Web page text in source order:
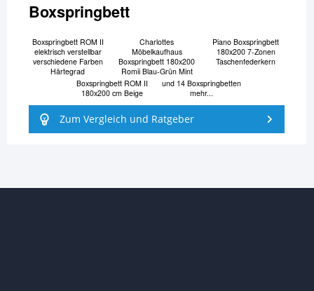
Boxspringbett
Boxspringbett ROM II
elektrisch verstellbar
verschiedene Farben
Härtegrad
Charlottes
Möbelkaufhaus
Boxspringbett 180x200
Romii Blau-Grün Mint
Piano Boxspringbett
180x200 7-Zonen
Taschenfederkern
Boxspringbett ROM II
180x200 cm Beige
und 14 Boxspringbetten
mehr...
Zum Vergleich und Ratgeber